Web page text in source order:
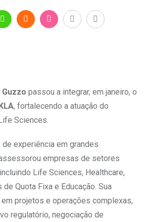
passou a integrar, em janeiro, o
, fortalecendo a atuação do
Sciences.
experiência em grandes
empresas de setores
Life Sciences, Healthcare,
Quota Fixa e Educação. Sua
projetos e operações complexas,
regulatório, negociação de